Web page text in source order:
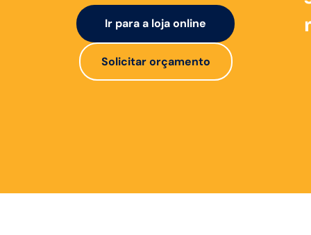
Ir para a loja online
Solicitar orçamento